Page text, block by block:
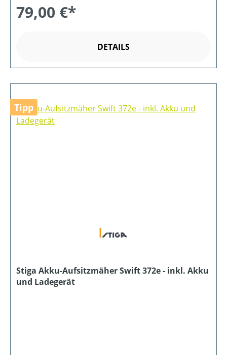
79,00 €*
DETAILS
Tipp
Stiga Akku-Aufsitzmäher Swift 372e - inkl. Akku
und Ladegerät